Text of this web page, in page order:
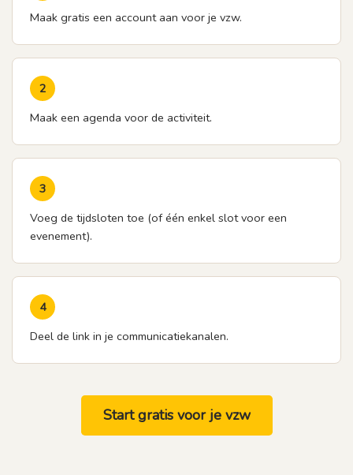
Maak gratis een account aan voor je vzw.
2
Maak een agenda voor de activiteit.
3
Voeg de tijdsloten toe (of één enkel slot voor een
evenement).
4
Deel de link in je communicatiekanalen.
Start gratis voor je vzw